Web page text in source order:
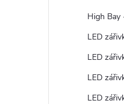
High Bay
LED
LED
LED
LED